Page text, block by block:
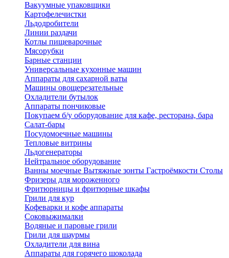
Вакуумные упаковщики
Картофелечистки
Льдодробители
Линии раздачи
Котлы пищеварочные
Мясорубки
Барные станции
Универсальные кухонные машин
Аппараты для сахарной ваты
Машины овощерезательные
Охладители бутылок
Аппараты пончиковые
Покупаем б/у оборудование для кафе, ресторана, бара
Салат-бары
Посудомоечные машины
Тепловые витрины
Льдогенераторы
Нейтральное оборудование
Ванны моечные Вытяжные зонты Гастроёмкости Столы
Фризеры для мороженного
Фритюрницы и фритюрные шкафы
Грили для кур
Кофеварки и кофе аппараты
Соковыжималки
Водяные и паровые грили
Грили для шаурмы
Охладители для вина
Аппараты для горячего шоколада